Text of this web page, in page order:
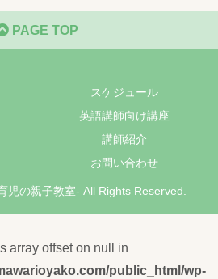
PAGE TOP
スケジュール
英語講師向け講座
講師紹介
お問い合わせ
児の親子教室- All Rights Reserved.
array offset on null in
public_html/wp-